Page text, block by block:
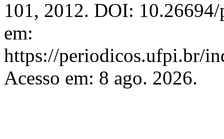
101, 2012. DOI:
em:
https://periodicos.ufpi.br/
Acesso em: 8 ago. 2026.